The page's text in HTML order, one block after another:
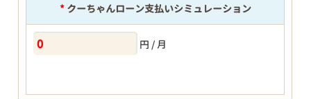
*クーちゃんローン支払いシミュレーション
円 / 月